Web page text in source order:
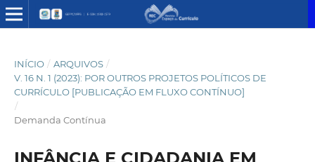
INÍCIO / ARQUIVOS /
V. 16 N. 1 (2023): POR OUTROS PROJETOS POLÍTICOS DE
CURRÍCULO [PUBLICAÇÃO EM FLUXO CONTÍNUO]
/
Demanda Contínua